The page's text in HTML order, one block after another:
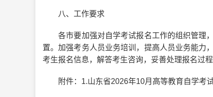
八、工作要求
各市要加强对自学考试报名工作的组织管理，
置。加强考务人员业务培训，提高人员业务能力
考生报名信息，解答考生咨询，妥善处理报名过
附件：1.山东省2026年10月高等教育自学考